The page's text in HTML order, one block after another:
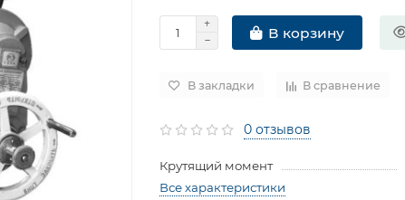
В корзину
В закладки В сравнение
0 отзывов
Крутящий момент
Все характеристики